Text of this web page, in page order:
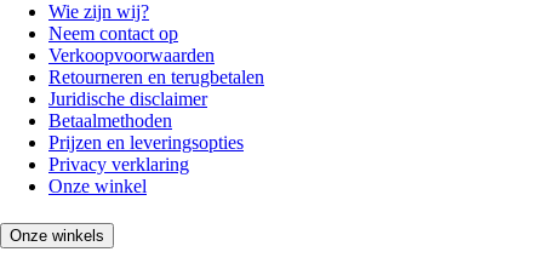
Wie zijn wij?
Neem contact op
Verkoopvoorwaarden
Retourneren en terugbetalen
Juridische disclaimer
Betaalmethoden
Prijzen en leveringsopties
Privacy verklaring
Onze winkel
Onze winkels